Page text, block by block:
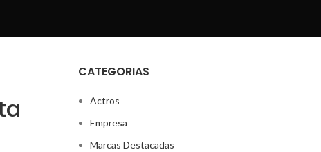
CATEGORIAS
Actros
Empresa
Marcas Destacadas